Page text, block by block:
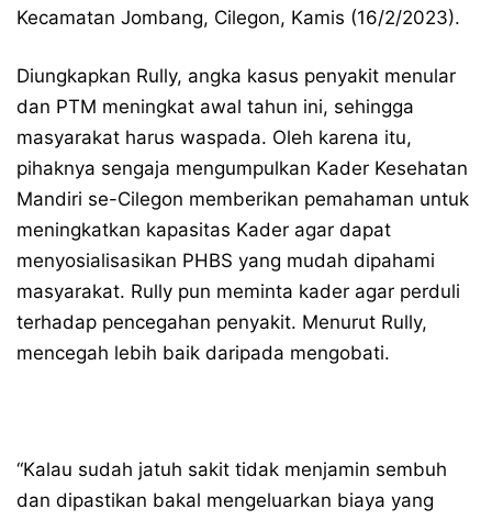
Kecamatan Jombang, Cilegon, Kamis (16/2/2023).
Diungkapkan Rully, angka kasus penyakit menular
dan PTM meningkat awal tahun ini, sehingga
masyarakat harus waspada. Oleh karena itu,
pihaknya sengaja mengumpulkan Kader Kesehatan
Mandiri se-Cilegon memberikan pemahaman untuk
meningkatkan kapasitas Kader agar dapat
menyosialisasikan PHBS yang mudah dipahami
masyarakat. Rully pun meminta kader agar perduli
terhadap pencegahan penyakit. Menurut Rully,
mencegah lebih baik daripada mengobati.
“Kalau sudah jatuh sakit tidak menjamin sembuh
dan dipastikan bakal mengeluarkan biaya yang